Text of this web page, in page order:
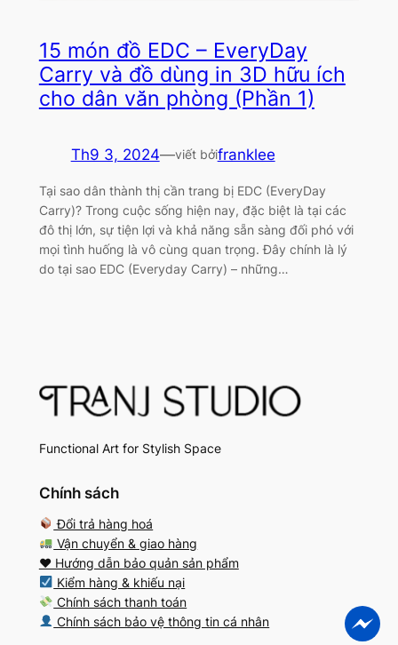
15 món đồ EDC – EveryDay
Carry và đồ dùng in 3D hữu ích
cho dân văn phòng (Phần 1)
Th9 3, 2024—viết bởifranklee
Tại sao dân thành thị cần trang bị EDC (EveryDay
Carry)? Trong cuộc sống hiện nay, đặc biệt là tại các
đô thị lớn, sự tiện lợi và khả năng sẵn sàng đối phó với
mọi tình huống là vô cùng quan trọng. Đây chính là lý
do tại sao EDC (Everyday Carry) – những…
Functional Art for Stylish Space
Chính sách
Đổi trả hàng hoá
Vận chuyển & giao hàng
♥️ Hướng dẫn bảo quản sản phẩm
Kiểm hàng & khiếu nại
Chính sách thanh toán
Chính sách bảo vệ thông tin cá nhân